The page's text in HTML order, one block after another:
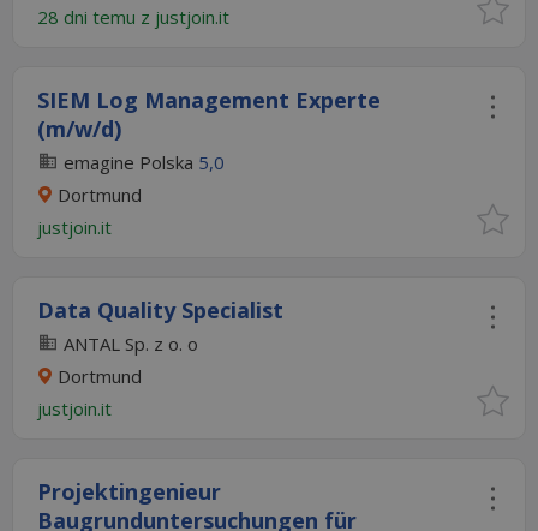
28 dni temu z justjoin.it
SIEM Log Management Experte
(m/w/d)
emagine Polska 5,0
Dortmund
justjoin.it
Data Quality Specialist
ANTAL Sp. z o. o
Dortmund
justjoin.it
Projektingenieur
Baugrunduntersuchungen für